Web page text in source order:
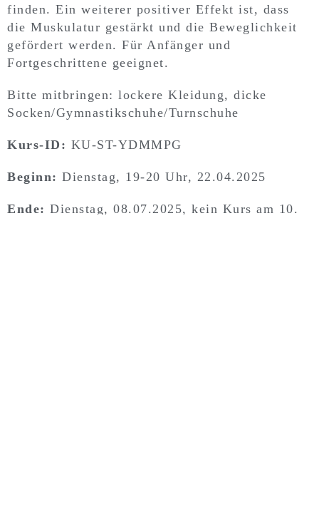
finden. Ein weiterer positiver Effekt ist, dass
die Muskulatur gestärkt und die Beweglichkeit
gefördert werden. Für Anfänger und
Fortgeschrittene geeignet.
Bitte mitbringen: lockere Kleidung, dicke
Socken/Gymnastikschuhe/Turnschuhe
Kurs-ID: KU-ST-YDMMPG
Beginn: Dienstag, 19-20 Uhr, 22.04.2025
Ende: Dienstag, 08.07.2025, kein Kurs am 10.